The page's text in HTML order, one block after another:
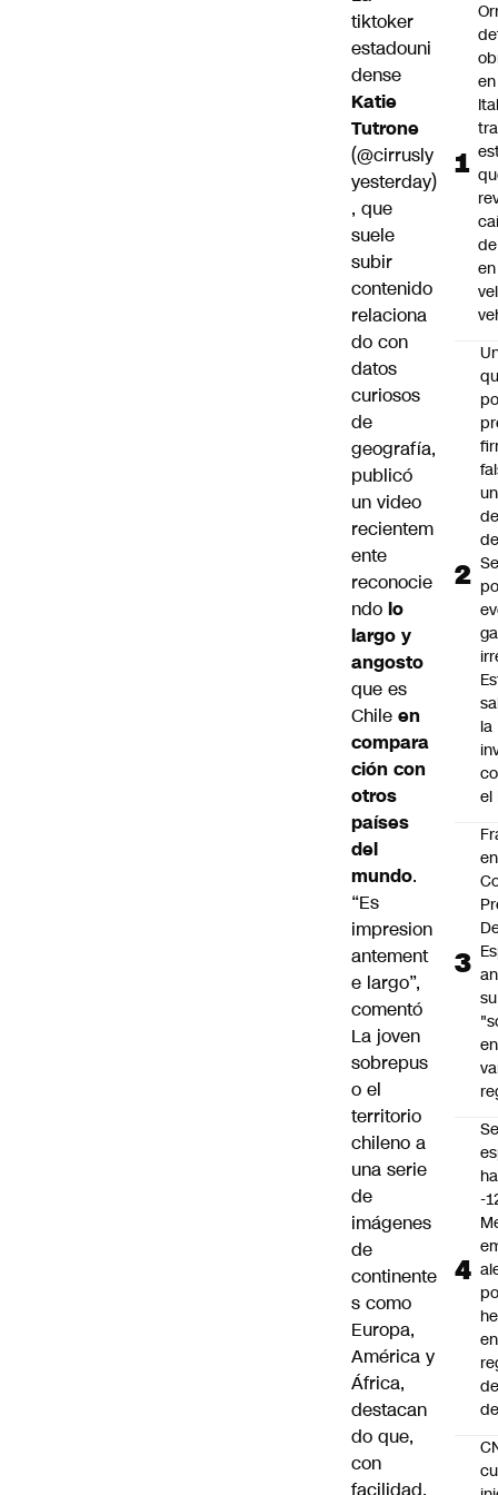
tiktoker
estadouni
dense
Katie
Tutrone
(@cirrusly
yesterday)
, que
suele
subir
contenido
relaciona
do con
datos
curiosos
de
geografía,
publicó
un video
recientem
ente
reconocie
ndo lo
largo y
angosto
que es
Chile en
compara
ción con
otros
países
del
mundo.
“Es
impresion
antement
e largo”,
comentó
La joven
sobrepus
o el
territorio
chileno a
una serie
de
imágenes
de
continente
s como
Europa,
América y
África,
destacan
do que,
con
facilidad,
en
la
el
en
en
-